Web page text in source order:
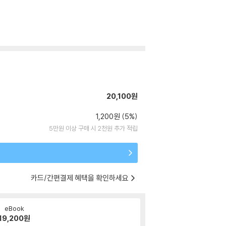
20,100원
1,200원 (5%)
5만원 이상 구매 시 2천원 추가 적립
카드/간편결제 혜택을 확인하세요
eBook
원